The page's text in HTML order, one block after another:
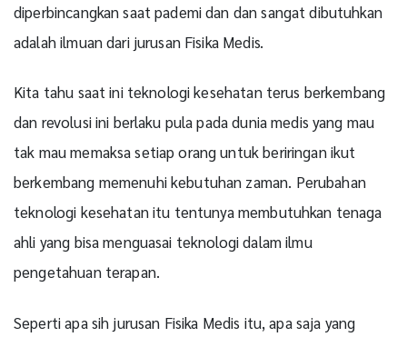
diperbincangkan saat pademi dan dan sangat dibutuhkan
adalah ilmuan dari jurusan Fisika Medis.
Kita tahu saat ini teknologi kesehatan terus berkembang
dan revolusi ini berlaku pula pada dunia medis yang mau
tak mau memaksa setiap orang untuk beriringan ikut
berkembang memenuhi kebutuhan zaman. Perubahan
teknologi kesehatan itu tentunya membutuhkan tenaga
ahli yang bisa menguasai teknologi dalam ilmu
pengetahuan terapan.
Seperti apa sih jurusan Fisika Medis itu, apa saja yang